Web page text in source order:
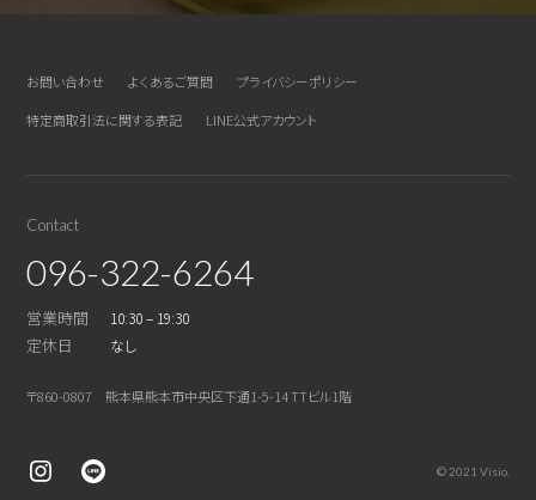
お問い合わせ よくあるご質問
プライバシーポリシー
特定商取引法に関する表記
LINE公式アカウント
Contact
096-322-6264
営業時間 10:30 – 19:30
定休日 なし
〒860-0807 熊本県熊本市中央区下通1-5-14 TTビル1階
© 2021 Visio.